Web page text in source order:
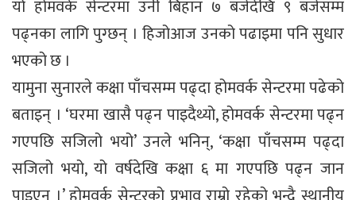
यो होमवर्क सेन्टरमा उनी बिहान ७ बजेदेखि ९ बजेसम्म
पढ्नका लागि पुग्छन् । हिजोआज उनको पढाइमा पनि सुधार
भएको छ ।
यामुना सुनारले कक्षा पाँचसम्म पढ्दा होमवर्क सेन्टरमा पढेको
बताइन् । ‘घरमा खासै पढ्न पाइदैथ्यो, होमवर्क सेन्टरमा पढ्न
गएपछि सजिलो भयो’ उनले भनिन्, ‘कक्षा पाँचसम्म पढ्दा
सजिलो भयो, यो वर्षदेखि कक्षा ६ मा गएपछि पढ्न जान